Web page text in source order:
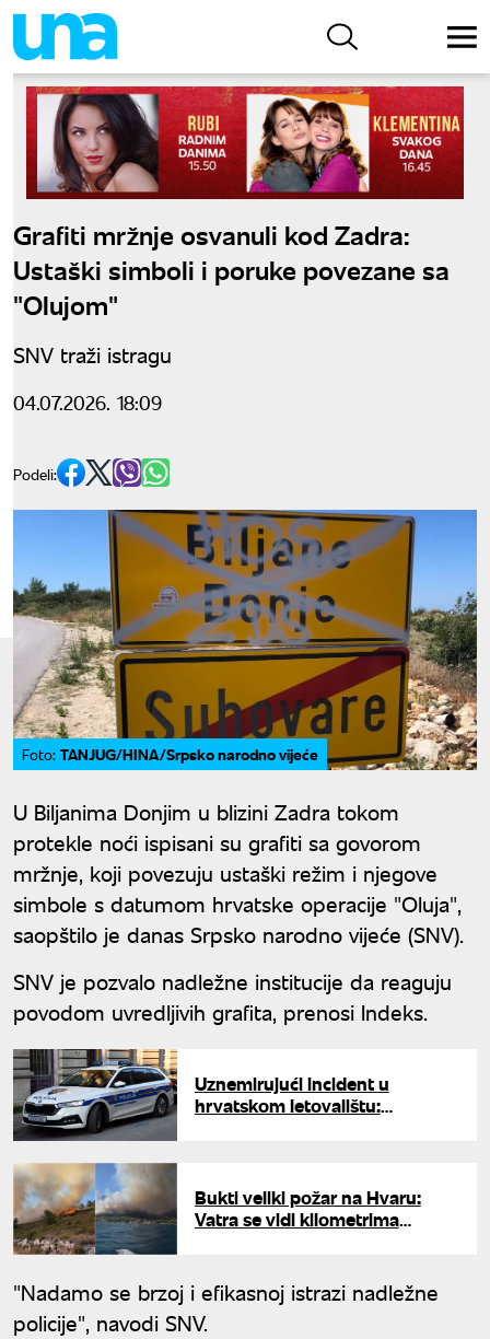
Grafiti mržnje osvanuli kod Zadra:
Ustaški simboli i poruke povezane sa
"Olujom"
SNV traži istragu
04.07.2026. 18:09
Podeli:
Foto: TANJUG/HINA/Srpsko narodno vijeće
U Biljanima Donjim u blizini Zadra tokom
protekle noći ispisani su grafiti sa govorom
mržnje, koji povezuju ustaški režim i njegove
simbole s datumom hrvatske operacije "Oluja",
saopštilo je danas Srpsko narodno vijeće (SNV).
SNV je pozvalo nadležne institucije da reaguju
povodom uvredljivih grafita, prenosi Indeks.
Uznemirujući incident u
hrvatskom letovalištu:
Bukti veliki požar na Hvaru:
Vatra se vidi kilometrima
"Nadamo se brzoj i efikasnoj istrazi nadležne
policije", navodi SNV.